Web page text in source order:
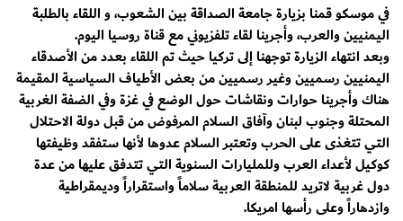
في موسكو قمنا بزيارة جامعة الصداقة بين الشعوب، و اللقاء بالطلبة
اليمنيين والعرب، وأجرينا لقاء تلفزيوني مع قناة روسيا اليوم.
وبعد انتهاء الزيارة توجهنا إلى تركيا حيث تم اللقاء بعدد من الأصدقاء
اليمنيين رسميين وغير رسميين من بعض الأطياف السياسية المقيمة
هناك وأجرينا حوارات ونقاشات حول الوضع في غزة وفي الضفة الغربية
المحتلة وجنوب لبنان وآفاق السلام المرفوض من قبل دولة الاحتلال
التي تتغذى على الحرب وتعتبر السلام عدوها لأنها ستفقد وظيفتها
كوكيل لأعداء العرب وللمليارات السنوية التي تتدفق عليها من عدة
دول غربية لاتريد للمنطقة العربية سلاماً واستقراراً وديمقراطية
وازدهاراً وعلى رأسها امريكا.